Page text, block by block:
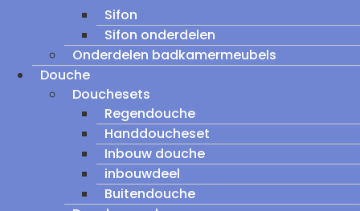
Sifon
Sifon onderdelen
Onderdelen badkamermeubels
Douche
Douchesets
Regendouche
Handdoucheset
Inbouw douche
inbouwdeel
Buitendouche